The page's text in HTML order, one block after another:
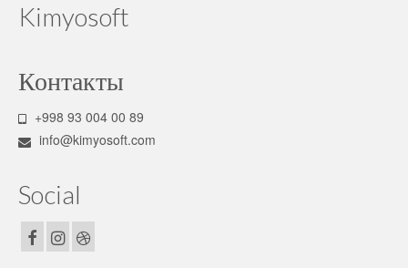
Kimyosoft
Контакты
+998 93 004 00 89
info@kimyosoft.com
Social